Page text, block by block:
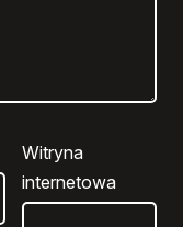
Witryna
internetowa